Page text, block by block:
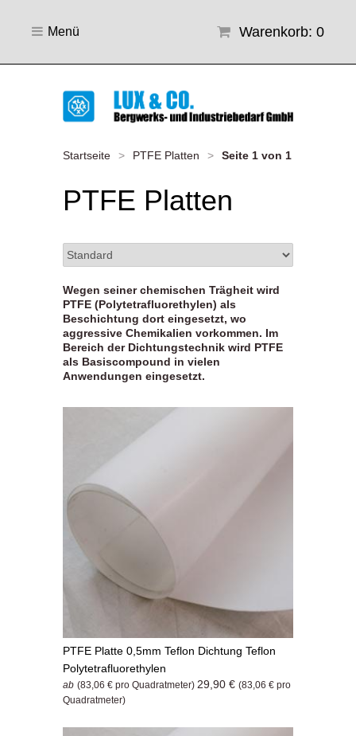
Warenkorb: 0
Menü
Startseite > PTFE Platten > Seite 1 von 1
PTFE Platten
Wegen seiner chemischen Trägheit wird
PTFE (Polytetrafluorethylen) als
Beschichtung dort eingesetzt, wo
aggressive Chemikalien vorkommen. Im
Bereich der Dichtungstechnik wird PTFE
als Basiscompound in vielen
Anwendungen eingesetzt.
PTFE Platte 0,5mm Teflon Dichtung Teflon
Polytetrafluorethylen
ab (83,06 € pro Quadratmeter) 29,90 € (83,06 € pro
Quadratmeter)